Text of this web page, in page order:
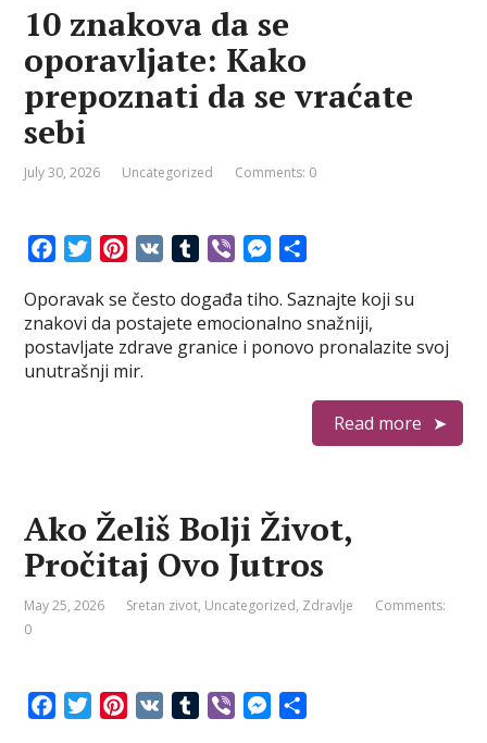
10 znakova da se
oporavljate: Kako
prepoznati da se vraćate
sebi
July 30, 2026 Uncategorized Comments: 0
c
e
b
o
T
i
t
t
e
n
t
e
r
m
b
l
b
e
r
M
s
s
e
a
r
e
Oporavak se često događa tiho. Saznajte koji su
znakovi da postajete emocionalno snažniji,
postavljate zdrave granice i ponovo pronalazite svoj
unutrašnji mir.
Read more
Ako Želiš Bolji Život,
Pročitaj Ovo Jutros
May 25, 2026 Sretan zivot, Uncategorized, Zdravlje
Comments:
0
T
M